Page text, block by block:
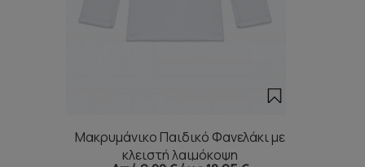
Μακρυμάνικο Παιδικό Φανελάκι με
κλειστή λαιμόκοψη